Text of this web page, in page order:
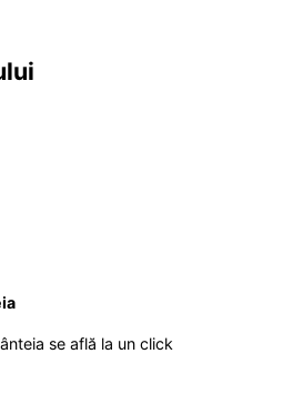
se află la un click